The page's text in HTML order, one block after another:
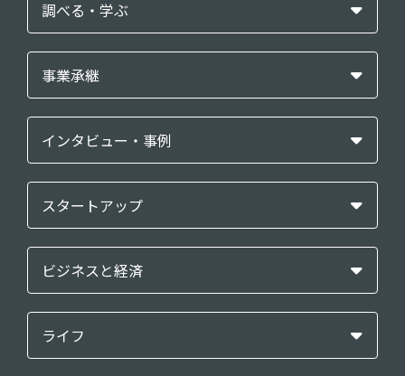
調べる・学ぶ
事業承継
インタビュー・事例
スタートアップ
ビジネスと経済
ライフ